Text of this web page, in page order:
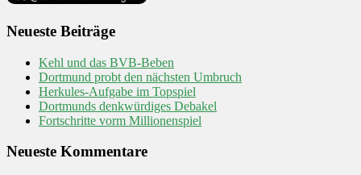
Neueste Beiträge
Kehl und das BVB-Beben
Dortmund probt den nächsten Umbruch
Herkules-Aufgabe im Topspiel
Dortmunds denkwürdiges Debakel
Fortschritte vorm Millionenspiel
Neueste Kommentare